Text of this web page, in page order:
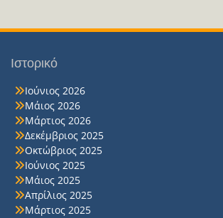
Ιστορικό
Ιούνιος 2026
Μάιος 2026
Μάρτιος 2026
Δεκέμβριος 2025
Οκτώβριος 2025
Ιούνιος 2025
Μάιος 2025
Απρίλιος 2025
Μάρτιος 2025